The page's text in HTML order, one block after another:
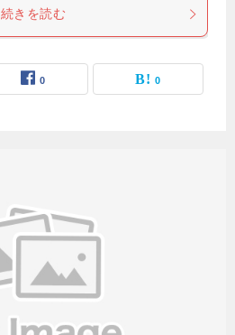
続きを読む
0 0